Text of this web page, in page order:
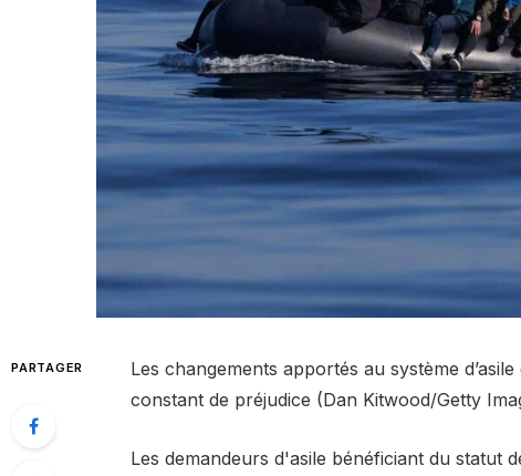
PARTAGER
Les changements apportés au système
constant de préjudice (Dan Kitwood/Getty
Les demandeurs d'asile bénéficiant du statut